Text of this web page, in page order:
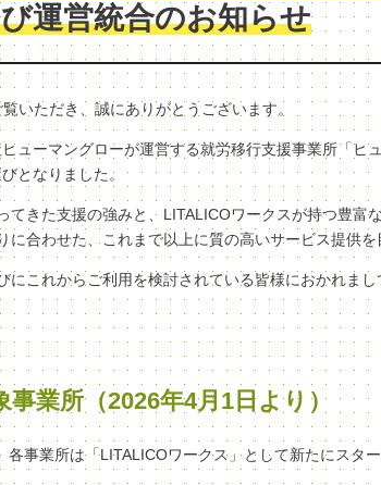
運営統合のお知らせ
いただき、誠にありがとうございます。
ューマングローが運営する就労移行支援事業所「ヒ
となりました。
てきた支援の強みと、LITALICOワークスが持つ豊富
に合わせた、これまで以上に質の高いサービス提供
にこれからご利用を検討されている皆様におかれま
業所（2026年4月1日より）
事業所は「LITALICOワークス」として新たにスタ